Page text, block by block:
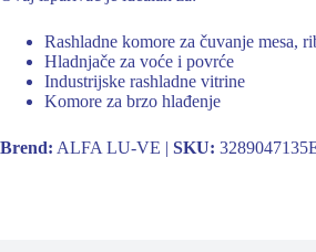
Rashladne komore za čuvanje mesa,
Hladnjače za voće i povrće
Industrijske rashladne vitrine
Komore za brzo hlađenje
Brend: ALFA LU-VE | SKU: